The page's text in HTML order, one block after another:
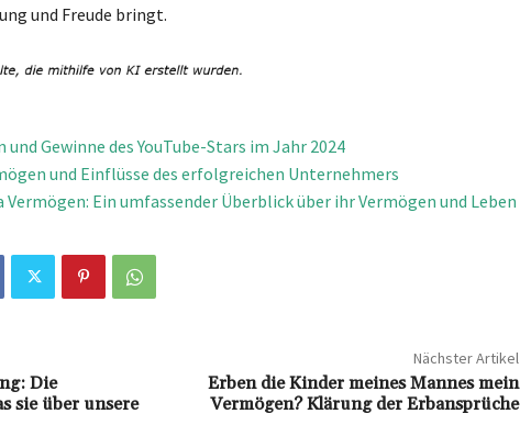
und Freude bringt.
und Gewinne des YouTube-Stars im Jahr 2024
und Einflüsse des erfolgreichen Unternehmers
Ein umfassender Überblick über ihr Vermögen und Leben
Die
sie über unsere
Nächster Artikel
Erben die Kinder meines Mannes mein
Vermögen? Klärung der Erbansprüche